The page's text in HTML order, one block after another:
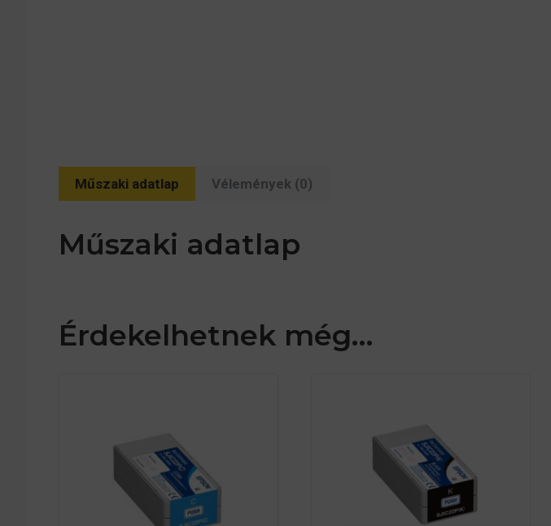
Műszaki adatlap Vélemények (0)
Műszaki adatlap
Érdekelhetnek még…